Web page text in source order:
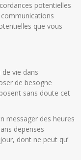
potentielles
que vous
vie dans
de besogne
sans doute cet
messager des heures
depenses
dont ne peut qu’